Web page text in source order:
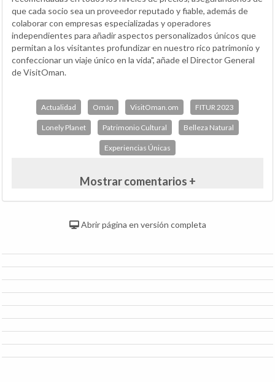
que cada socio sea un proveedor reputado y fiable, además de
colaborar con empresas especializadas y operadores
independientes para añadir aspectos personalizados únicos que
permitan a los visitantes profundizar en nuestro rico patrimonio y
confeccionar un viaje único en la vida", añade el Director General
de VisitOman.
Actualidad Omán VisitOman.om FITUR 2023
Lonely Planet Patrimonio Cultural Belleza Natural
Experiencias Únicas
Mostrar comentarios +
Abrir página en versión completa